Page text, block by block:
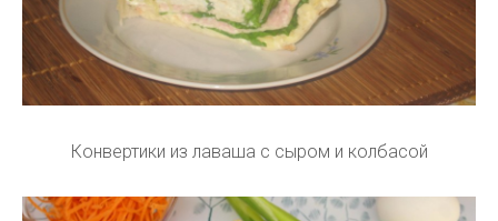
Конвертики из лаваша с сыром и колбасой